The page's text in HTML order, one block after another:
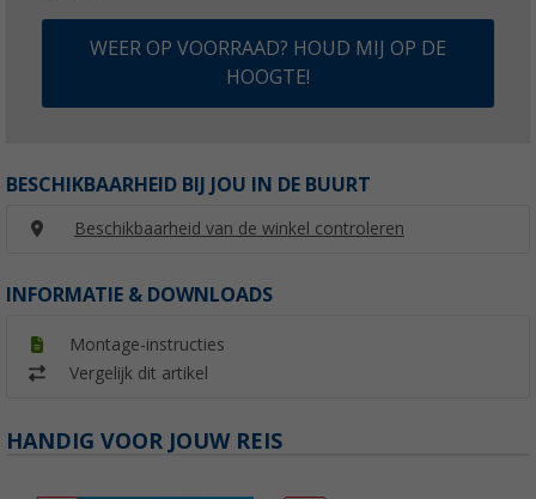
WEER OP VOORRAAD? HOUD MIJ OP DE
HOOGTE!
BESCHIKBAARHEID BIJ JOU IN DE BUURT
Beschikbaarheid van de winkel controleren
INFORMATIE & DOWNLOADS
Montage-instructies
Vergelijk dit artikel
HANDIG VOOR JOUW REIS